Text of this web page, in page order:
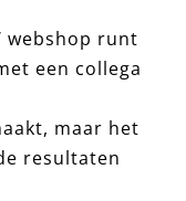
webshop runt
een collega
maar het
resultaten